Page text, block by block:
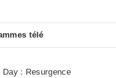
télé
Day : Resurgence